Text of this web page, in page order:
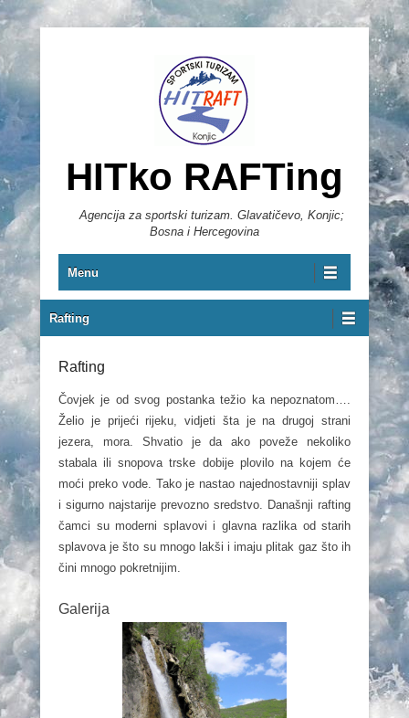
HITko RAFTing
Agencija za sportski turizam. Glavatičevo, Konjic;
Bosna i Hercegovina
Primary Menu
Skip to content
Menu
Secondary Menu
Rafting
Rafting
Čovjek je od svog postanka težio ka nepoznatom….
Želio je prijeći rijeku, vidjeti šta je na drugoj strani
jezera, mora. Shvatio je da ako poveže nekoliko
stabala ili snopova trske dobije plovilo na kojem će
moći preko vode. Tako je nastao najednostavniji splav
i sigurno najstarije prevozno sredstvo. Današnji rafting
čamci su moderni splavovi i glavna razlika od starih
splavova je što su mnogo lakši i imaju plitak gaz što ih
čini mnogo pokretnijim.
Galerija